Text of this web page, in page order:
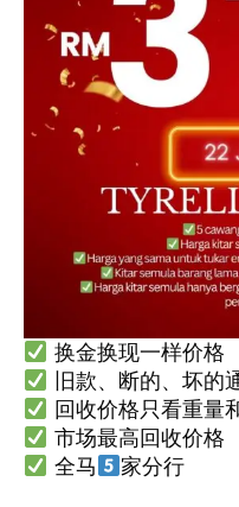
换金换现一样价格
旧款、断的、坏的
回收价格只看重量
市场最高回收价格
全马
家分行